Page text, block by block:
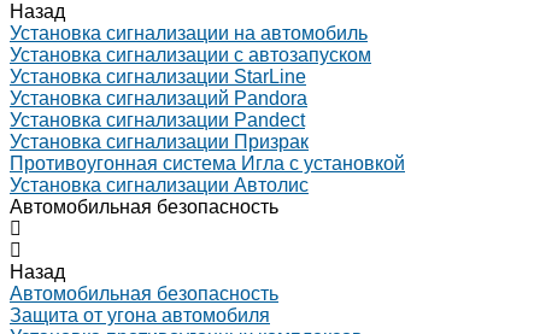
Назад
Установка сигнализации на автомобиль
Установка сигнализации с автозапуском
Установка сигнализации StarLine
Установка сигнализаций Pandora
Установка сигнализации Pandect
Установка сигнализации Призрак
Противоугонная система Игла с установкой
Установка сигнализации Автолис
Автомобильная безопасность
Назад
Автомобильная безопасность
Защита от угона автомобиля